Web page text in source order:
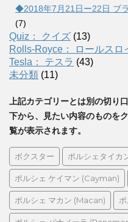
◆2018年7月21日ー22日 ブ
(7)
Quiz： クイズ (13)
Rolls-Royce： ロールスロ
Tesla： テスラ (43)
未分類 (11)
上記カテゴリーとは別の切り
下から、見たい内容のものを
覧が表示されます。
ボクスター ポルシェタイカ
ポルシェ ケイマン (Cayman)
ポルシェ マカン (Macan)